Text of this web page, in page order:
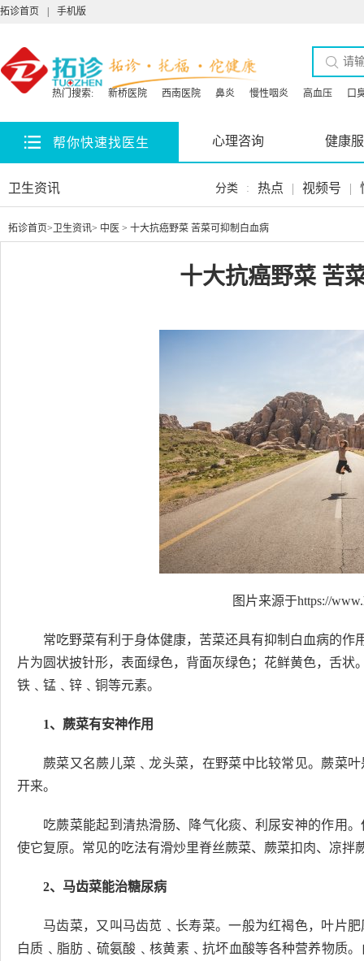
拓诊首页 手机版
热门搜索: 新桥医院 西南医院 鼻炎 慢性咽炎 高血压 口
帮你快速找医生 心理咨询 健康
卫生资讯 分类 : 热点 | 视频号 |
拓诊首页> 卫生资讯> 中医 > 十大抗癌野菜 苦菜可抑制白血病
十大抗癌野菜 苦
图片来源于https://
常吃野菜有利于身体健康，苦菜还具有抑制白血病的
片为圆状披针形，表面绿色，背面灰绿色；花鲜黄色，舌
铁﹑锰﹑锌﹑铜等元素。
1、蕨菜有安神作用
蕨菜又名蕨儿菜﹑龙头菜，在野菜中比较常见。蕨菜
开来。
吃蕨菜能起到清热滑肠、降气化痰、利尿安神的作用
使它复原。常见的吃法有滑炒里脊丝蕨菜、蕨菜扣肉、凉拌
2、马齿菜能治糖尿病
马齿菜，又叫马齿苋﹑长寿菜。一般为红褐色，叶片
白质﹑脂肪﹑硫氨酸﹑核黄素﹑抗坏血酸等各种营养物质